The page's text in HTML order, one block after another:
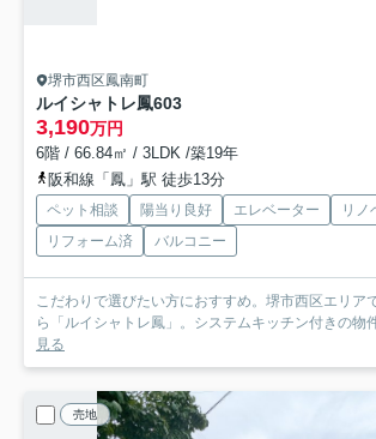
堺市西区鳳南町
ルイシャトレ鳳603
3,190万円
6階 / 66.84㎡ / 3LDK /築19年
阪和線「鳳」駅 徒歩13分
ペット相談 陽当り良好 エレベーター
リノ
リフォーム済
バルコニー
こだわりで選びたい方におすすめ。堺市西区エリア
ら「ルイシャトレ鳳」。システムキッチン付きの物
見る
売地